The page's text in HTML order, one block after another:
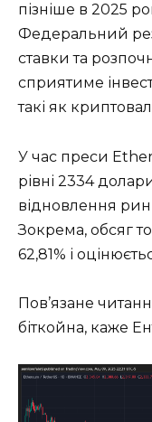
пізніше в 2025
Федеральний
ставки та
сприятиме
такі як
У час преси
рівні 2334
відновлення
Зокрема, обсяг
62,81% і
Пов’язане
біткойна, каже